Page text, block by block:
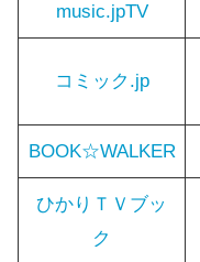
music.jpTV
コミック.jp
BOOK☆WALKER
ひかりＴＶブッ
ク